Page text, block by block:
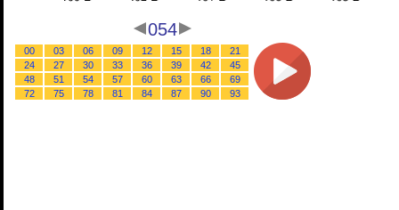
054
00 03 06 09 12 15 18
21
24
27 30 33 36 39 42
45
48
51 54 57 60 63 66
69
72
75 78 81 84 87 90 93